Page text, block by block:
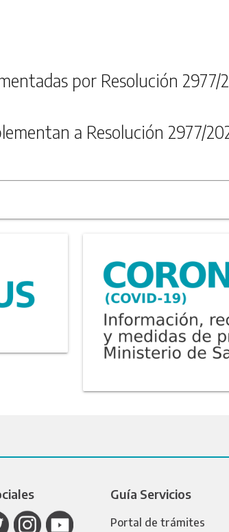
por Resolución 2977/
a Resolución 2977/
Guía Servicios
Portal de trámites